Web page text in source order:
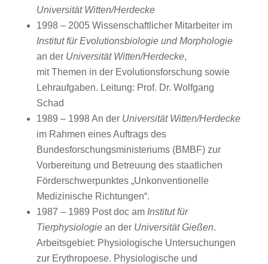
Universität Witten/Herdecke
1998 – 2005 Wissenschaftlicher Mitarbeiter im
Institut für Evolutionsbiologie und Morphologie
an der Universität Witten/Herdecke,
mit Themen in der Evolutionsforschung sowie
Lehraufgaben. Leitung: Prof. Dr. Wolfgang
Schad
1989 – 1998 An derUniversität Witten/Herdecke
im Rahmen eines Auftrags des
Bundesforschungsministeriums (BMBF) zur
Vorbereitung und Betreuung des staatlichen
Förderschwerpunktes „Unkonventionelle
Medizinische Richtungen“.
1987 – 1989 Post doc am Institut für
Tierphysiologiean der Universität Gießen.
Arbeitsgebiet: Physiologische Untersuchungen
zur Erythropoese. Physiologische und